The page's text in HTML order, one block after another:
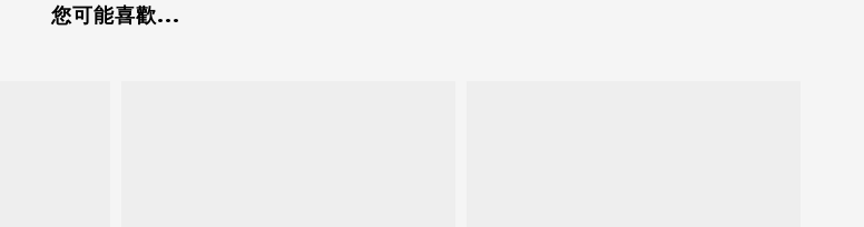
您可能喜歡...